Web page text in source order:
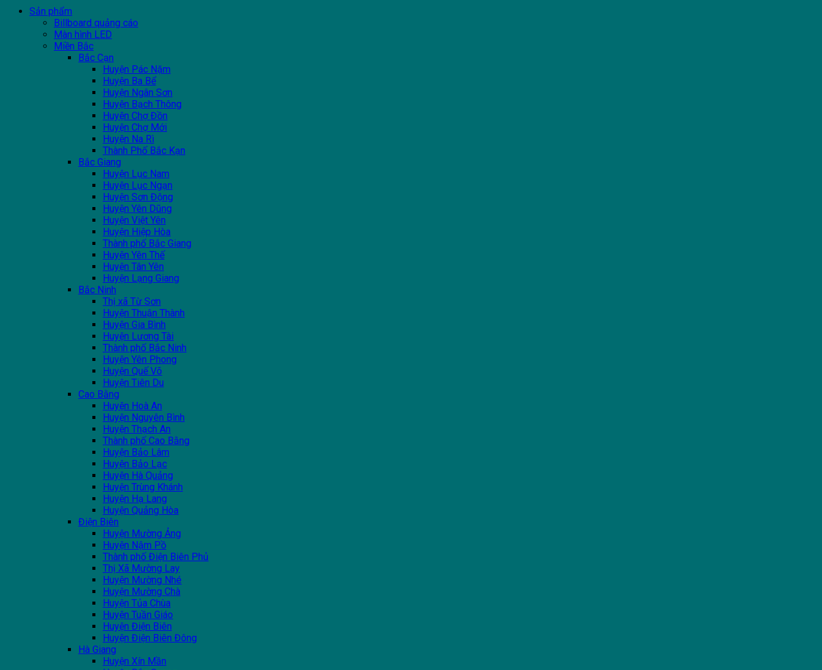
Sản phẩm
Billboard quảng cáo
Màn hình LED
Miền Bắc
Bắc Cạn
Huyện Pác Nặm
Huyện Ba Bể
Huyện Ngân Sơn
Huyện Bạch Thông
Huyện Chợ Đồn
Huyện Chợ Mới
Huyện Na Rì
Thành Phố Bắc Kạn
Bắc Giang
Huyện Lục Nam
Huyện Lục Ngạn
Huyện Sơn Động
Huyện Yên Dũng
Huyện Việt Yên
Huyện Hiệp Hòa
Thành phố Bắc Giang
Huyện Yên Thế
Huyện Tân Yên
Huyện Lạng Giang
Bắc Ninh
Thị xã Từ Sơn
Huyện Thuận Thành
Huyện Gia Bình
Huyện Lương Tài
Thành phố Bắc Ninh
Huyện Yên Phong
Huyện Quế Võ
Huyện Tiên Du
Cao Bằng
Huyện Hoà An
Huyện Nguyên Bình
Huyện Thạch An
Thành phố Cao Bằng
Huyện Bảo Lâm
Huyện Bảo Lạc
Huyện Hà Quảng
Huyện Trùng Khánh
Huyện Hạ Lang
Huyện Quảng Hòa
Điện Biên
Huyện Mường Ảng
Huyện Nậm Pồ
Thành phố Điện Biên Phủ
Thị Xã Mường Lay
Huyện Mường Nhé
Huyện Mường Chà
Huyện Tủa Chùa
Huyện Tuần Giáo
Huyện Điện Biên
Huyện Điện Biên Đông
Hà Giang
Huyện Xín Mần